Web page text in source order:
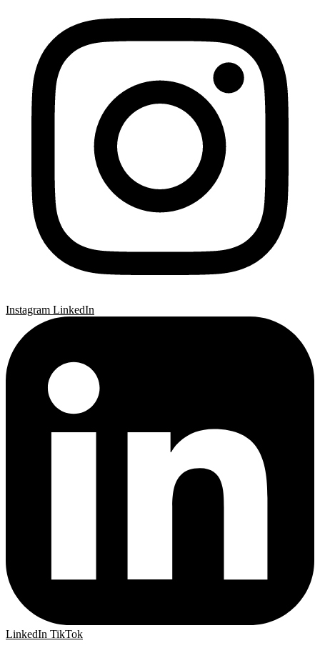
Instagram LinkedIn
LinkedIn TikTok